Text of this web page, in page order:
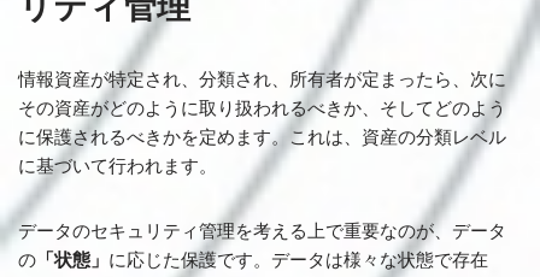
情報資産が特定され、分類され、所有者が定まったら、次に
その資産がどのように取り扱われるべきか、そしてどのよう
に保護されるべきかを定めます。これは、資産の分類レベル
に基づいて行われます。
データのセキュリティ管理を考える上で重要なのが、データ
の 「状態」 に応じた保護です。データは様々な状態で存在